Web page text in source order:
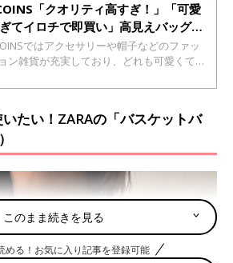
「クオリティ高すぎ！」「可愛
てイロチで即買い」高見えバッグお
め5選
ではアクセサリーや帽子などのファッ
ン雑貨が充実しており、どれも可愛くて超
のファッション雑貨の中から、おしゃ
賛アイテムばかりなので、ぜひチェックし
てくださいね。
たい！ZARAの「バスケットバ
このまま続きを見る
める！お気に入り記事を登録可能